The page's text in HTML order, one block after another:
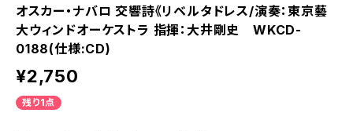
オスカー・ナバロ 交響詩《リベルタドレス/演奏：東京藝
大ウィンドオーケストラ 指揮：大井剛史 WKCD-
0188(仕様:CD)
¥2,750
残り1点